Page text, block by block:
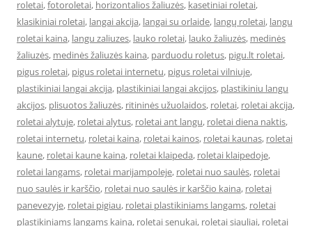
roletai,fotoroletai, horizontalios žaliuzės, kasetiniai roletai,
klasikiniai roletai, langai akcija, langai su orlaide, langų roletai, langu
roletai kaina, langu zaliuzes, lauko roletai, lauko žaliuzės, medinės
žaliuzės, medinės žaliuzės kaina, parduodu roletus, pigu.lt roletai,
pigus roletai, pigus roletai internetu, pigus roletai vilniuje,
plastikiniai langai akcija, plastikiniai langai akcijos, plastikiniu langu
akcijos, plisuotos žaliuzės, ritininės užuolaidos, roletai, roletai akcija,
roletai alytuje, roletai alytus, roletai ant langu, roletai diena naktis,
roletai internetu, roletai kaina, roletai kainos, roletai kaunas, roletai
kaune, roletai kaune kaina, roletai klaipeda, roletai klaipedoje,
roletai langams, roletai marijampoleje, roletai nuo saulės, roletai
nuo saulės ir karščio, roletai nuo saulės ir karščio kaina, roletai
panevezyje, roletai pigiau, roletai plastikiniams langams, roletai
plastikiniams langams kaina, roletai senukai, roletai siauliai, roletai